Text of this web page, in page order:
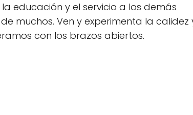
educación y el servicio a los demás
muchos. Ven y experimenta la calidez
con los brazos abiertos.